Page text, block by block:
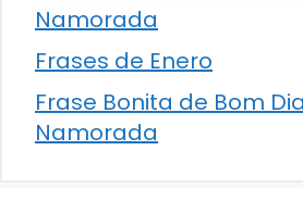
Namorada
Frases de Enero
Frase Bonita de Bom
Namorada